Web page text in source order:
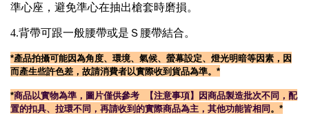
準心座，避免準心在抽出槍套時磨損。
4.背帶可跟一般腰帶或是Ｓ腰帶結合。
*產品拍攝可能因為角度、環境、氣候、螢幕設定、燈光明暗等因素，因
而產生些許色差，故請消費者以實際收到貨品為準。*
*商品以實物為準，圖片僅供參考 【注意事項】
因商品製造批次不同，配
置的扣具、拉環不同 ， 再請收到的實際商品為主，其他功能皆相同 。*